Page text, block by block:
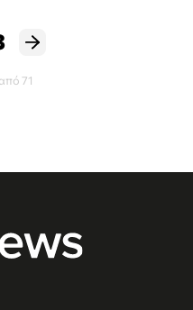
71